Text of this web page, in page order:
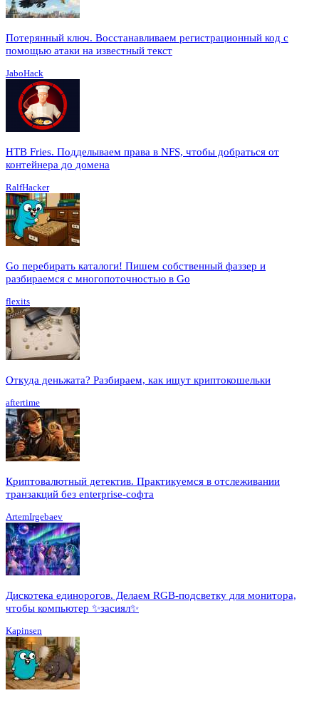
Потерянный ключ. Восстанавливаем регистрационный код с
помощью атаки на известный текст
JaboHack
HTB Fries. Подделываем права в NFS, чтобы добраться от
контейнера до домена
RalfHacker
Go перебирать каталоги! Пишем собственный фаззер и
разбираемся с многопоточностью в Go
flexits
Откуда деньжата? Разбираем, как ищут криптокошельки
aftertime
Криптовалютный детектив. Практикуемся в отслеживании
транзакций без enterprise-софта
ArtemIrgebaev
Дискотека единорогов. Делаем RGB-подсветку для монитора,
чтобы компьютер ✨засиял✨
Kapinsen